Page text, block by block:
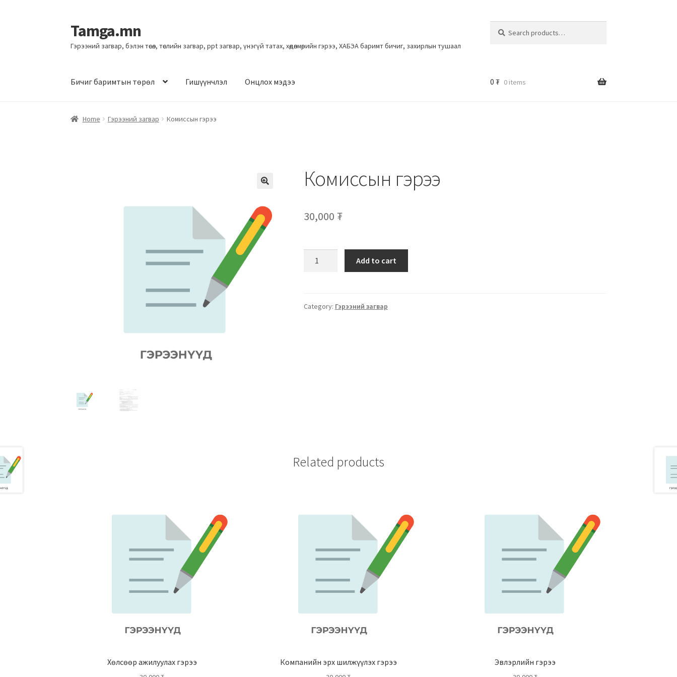
Tamga.mn
Гэрээний загвар, бэлэн төсөл, төслийн загвар, ppt загвар, үнэгүй татах, хөдөлмөрийн гэрээ, ХАБЭА баримт бичиг, захирлын тушаал
Бичиг баримтын төрөл Гишүүнчлэл Онцлох мэдээ 0 ₮ 0 items
Home Гэрээний загвар Комиссын гэрээ
Комиссын гэрээ
30,000 ₮
Add to cart
Category: Гэрээний загвар
Related products
Хөлсөөр ажилуулах гэрээ Компанийн эрх шилжүүлэх гэрээ Эвлэрлийн гэрээ